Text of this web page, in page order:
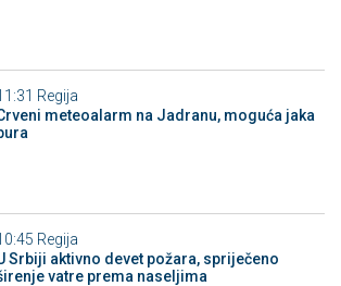
Regija
meteoalarm na Jadranu, moguća jaka
Regija
Srbiji aktivno devet požara, spriječeno
vatre prema naseljima